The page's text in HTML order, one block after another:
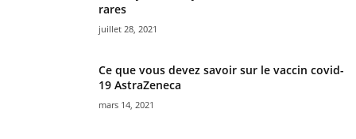
rares
juillet 28, 2021
Ce que vous devez savoir sur le vaccin covid-
19 AstraZeneca
mars 14, 2021